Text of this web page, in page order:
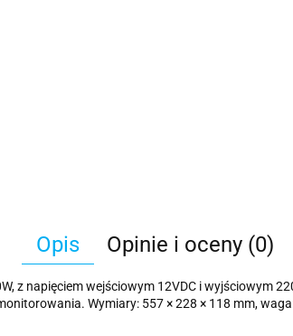
Opis Opinie i oceny (0)
z napięciem wejściowym 12VDC i wyjściowym
Wymiary: 557 × 228 × 118 mm,